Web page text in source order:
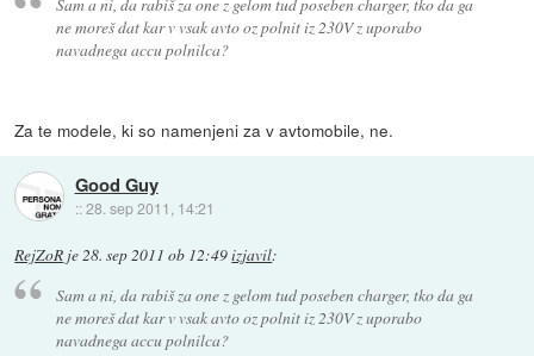
ne moreš dat kar v vsak avto oz polnit iz 230V z uporabo
navadnega accu polnilca?
Za te modele, ki so namenjeni za v avtomobile, ne.
Good Guy
::28. sep 2011, 14:21
RejZoR je28. sep 2011 ob 12:49izjavil:
Sam a ni, da rabiš za one z gelom tud poseben charger, tko da ga
ne moreš dat kar v vsak avto oz polnit iz 230V z uporabo
navadnega accu polnilca?